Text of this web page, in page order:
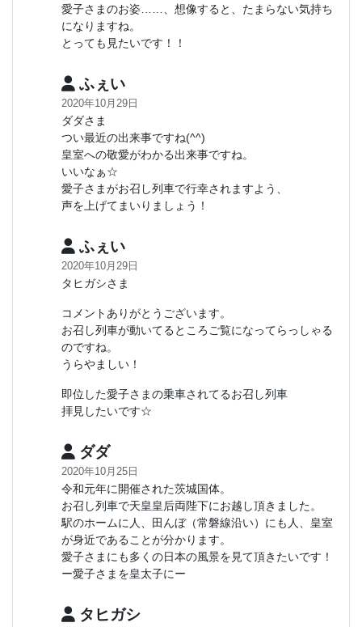
愛子さまのお姿……、想像すると、たまらない気持ち
になりますね。
とっても見たいです！！
ふぇい
2020年10月29日
ダダさま
つい最近の出来事ですね(^^)
皇室への敬愛がわかる出来事ですね。
いいなぁ☆
愛子さまがお召し列車で行幸されますよう、
声を上げてまいりましょう！
ふぇい
2020年10月29日
タヒガシさま
コメントありがとうございます。
お召し列車が動いてるところご覧になってらっしゃる
のですね。
うらやましい！
即位した愛子さまの乗車されてるお召し列車
拝見したいです☆
ダダ
2020年10月25日
令和元年に開催された茨城国体。
お召し列車で天皇皇后両陛下にお越し頂きました。
駅のホームに人、田んぼ（常磐線沿い）にも人、皇室
が身近であることが分かります。
愛子さまにも多くの日本の風景を見て頂きたいです！
ー愛子さまを皇太子にー
タヒガシ